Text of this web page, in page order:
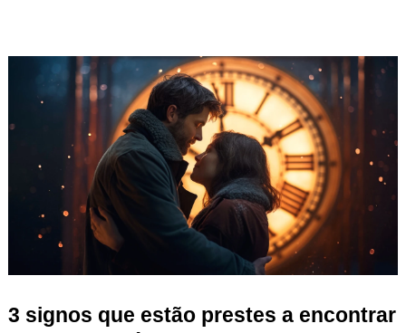
3 signos que estão prestes a encontrar